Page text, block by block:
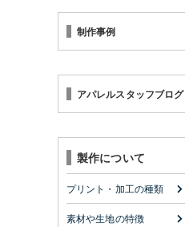
制作事例
アパレルスタッフブログ
製作について
プリント・加工の種類
素材や生地の特徴